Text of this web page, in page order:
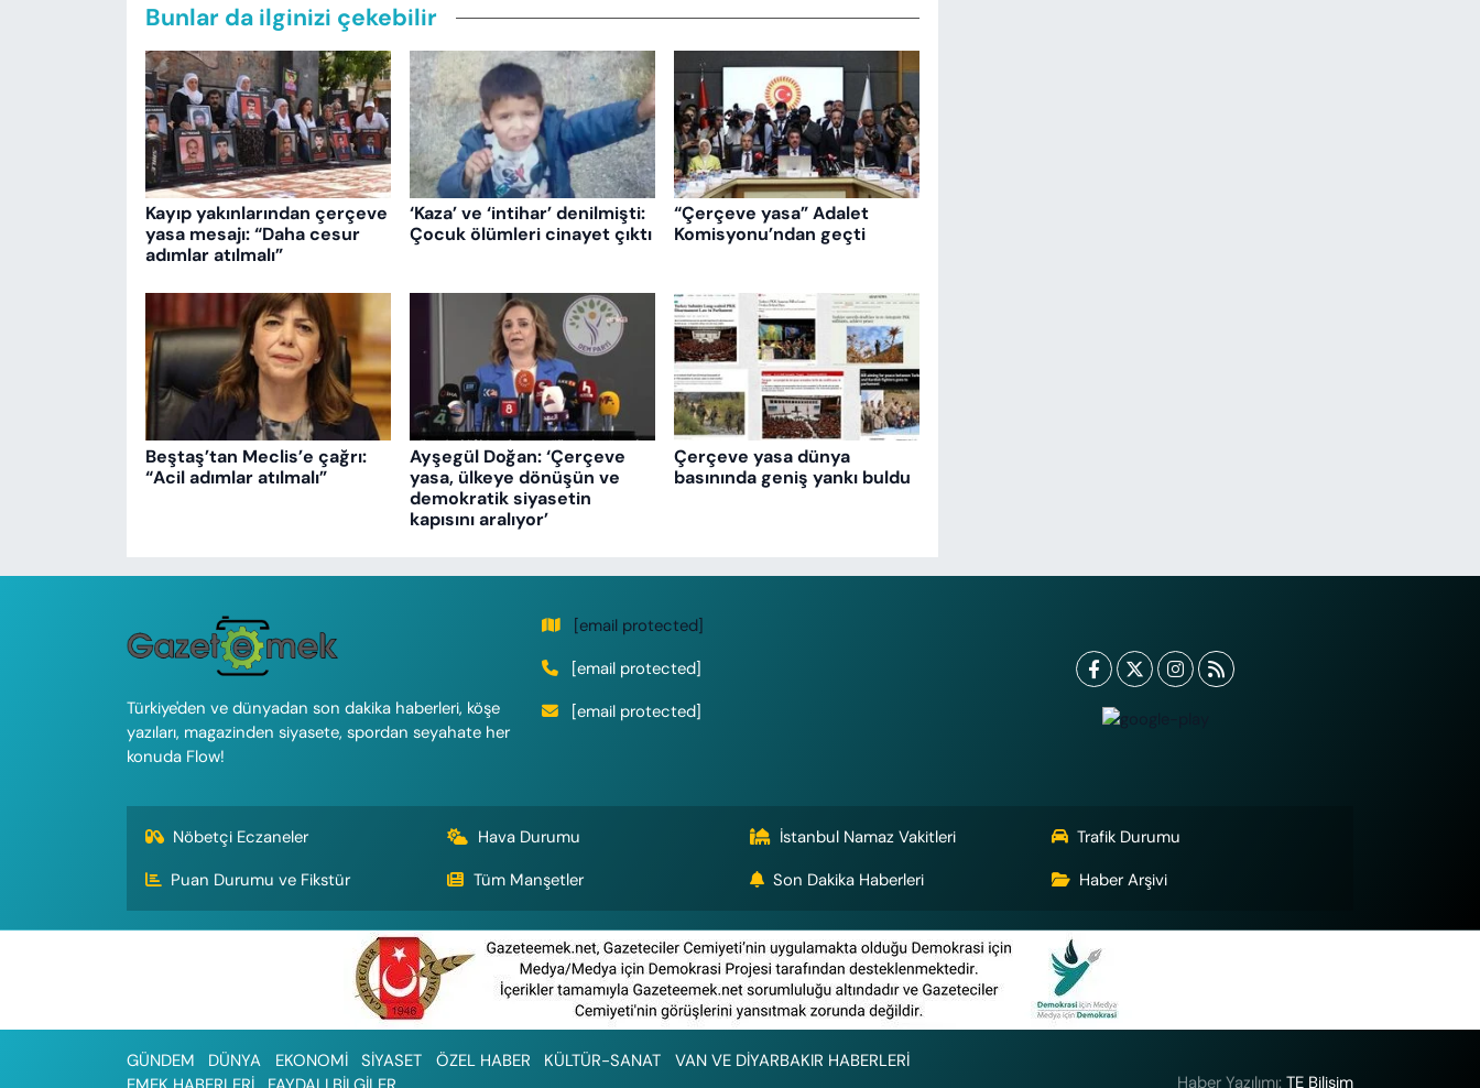
Bunlar da ilginizi çekebilir
Kayıp yakınlarından çerçeve
yasa mesajı: “Daha cesur
adımlar atılmalı”
‘Kaza’ ve ‘intihar’ denilmişti:
Çocuk ölümleri cinayet çıktı
“Çerçeve yasa” Adalet
Komisyonu’ndan geçti
Beştaş’tan Meclis’e çağrı:
“Acil adımlar atılmalı”
Ayşegül Doğan: ‘Çerçeve
yasa, ülkeye dönüşün ve
demokratik siyasetin
kapısını aralıyor’
Çerçeve yasa dünya
basınında geniş yankı buldu
Türkiye'den ve dünyadan son dakika haberleri, köşe
yazıları, magazinden siyasete, spordan seyahate her
konuda Flow!
[email protected]
[email protected]
[email protected]
Nöbetçi Eczaneler Hava Durumu İstanbul Namaz Vakitleri
Trafik Durumu
Puan Durumu ve Fikstür
Tüm Manşetler Son Dakika Haberleri Haber Arşivi
GÜNDEM DÜNYA EKONOMİ SİYASET ÖZEL HABER KÜLTÜR-SANAT
VAN VE DİYARBAKIR HABERLERİ
Haber Yazılımı:TE Bilişim